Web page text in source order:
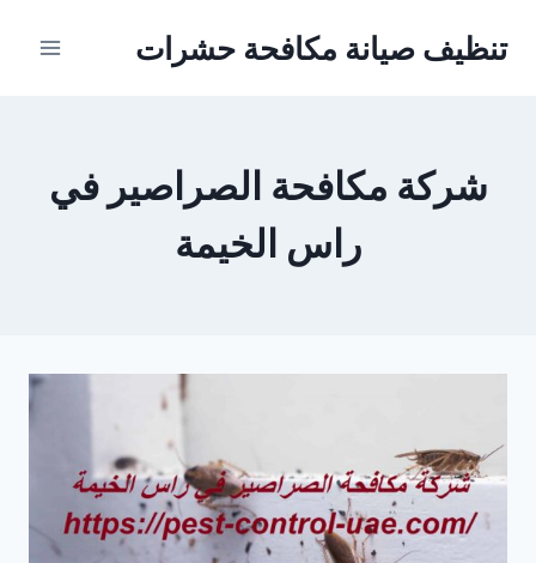
تنظيف صيانة مكافحة حشرات
شركة مكافحة الصراصير في
راس الخيمة